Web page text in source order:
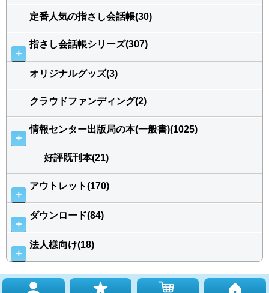
定番人気の指さし会話帳(30)
＋
指さし会話帳シリーズ(307)
オリジナルグッズ(3)
クラウドファンディング(2)
＋
情報センター出版局の本(一般書)(1025)
好評既刊本(21)
＋
アウトレット(170)
＋
ダウンロード(84)
＋
法人様向け(18)